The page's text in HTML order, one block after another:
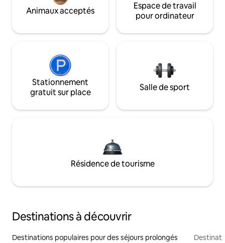
Animaux acceptés
Espace de travail
pour ordinateur
Stationnement
gratuit sur place
Salle de sport
Résidence de tourisme
Destinations à découvrir
Destinations populaires pour des séjours prolongés